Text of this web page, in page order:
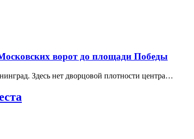
ворот до площади Победы
Здесь нет дворцовой плотности центра…